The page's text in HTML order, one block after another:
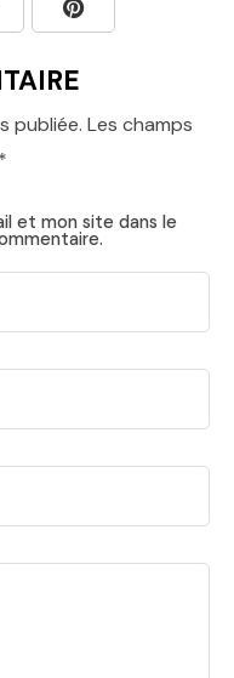
publiée. Les champs
*
et mon site dans le